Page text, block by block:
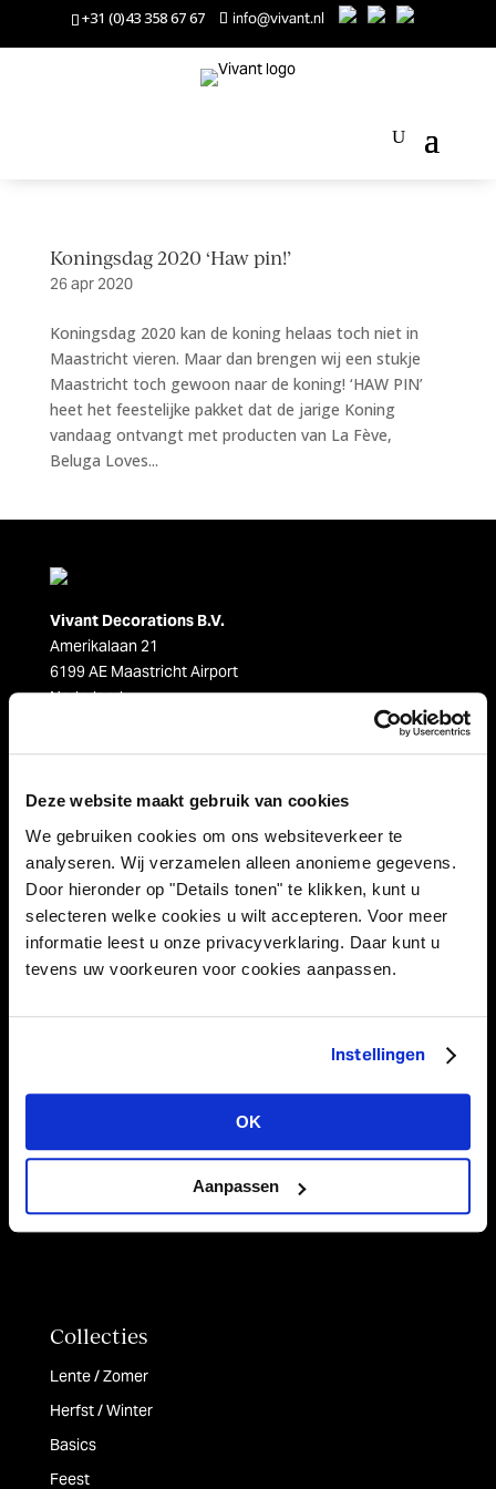
Deze website maakt gebruik van cookies
We gebruiken cookies om ons websiteverkeer te
analyseren. Wij verzamelen alleen anonieme gegevens.
Door hieronder op "Details tonen" te klikken, kunt u
selecteren welke cookies u wilt accepteren. Voor meer
informatie leest u onze privacyverklaring. Daar kunt u
tevens uw voorkeuren voor cookies aanpassen.
Instellingen
OK
Aanpassen
+31 (0)43 358 67 67 info@vivant.nl
Koningsdag 2020 ‘Haw pin!’
26 apr 2020
Koningsdag 2020 kan de koning helaas toch niet in
Maastricht vieren. Maar dan brengen wij een stukje
Maastricht toch gewoon naar de koning! ‘HAW PIN’
heet het feestelijke pakket dat de jarige Koning
vandaag ontvangt met producten van La Fève,
Beluga Loves...
Vivant Decorations B.V.
Amerikalaan 21
6199 AE Maastricht Airport
Nederland
Productcategorieën
Decoraties
Tassen & Doosjes
Collecties
Lente / Zomer
Herfst / Winter
Basics
Feest